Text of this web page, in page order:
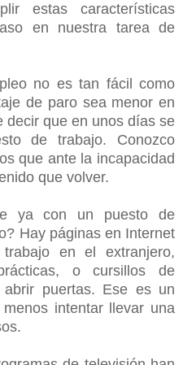
estas características
en nuestra tarea de
es tan fácil como
de paro sea menor en
decir que en unos días se
de trabajo. Conozco
que ante la incapacidad
que volver.
ya con un puesto de
Hay páginas en Internet
en el extranjero,
o cursillos de
puertas. Ese es un
intentar llevar una